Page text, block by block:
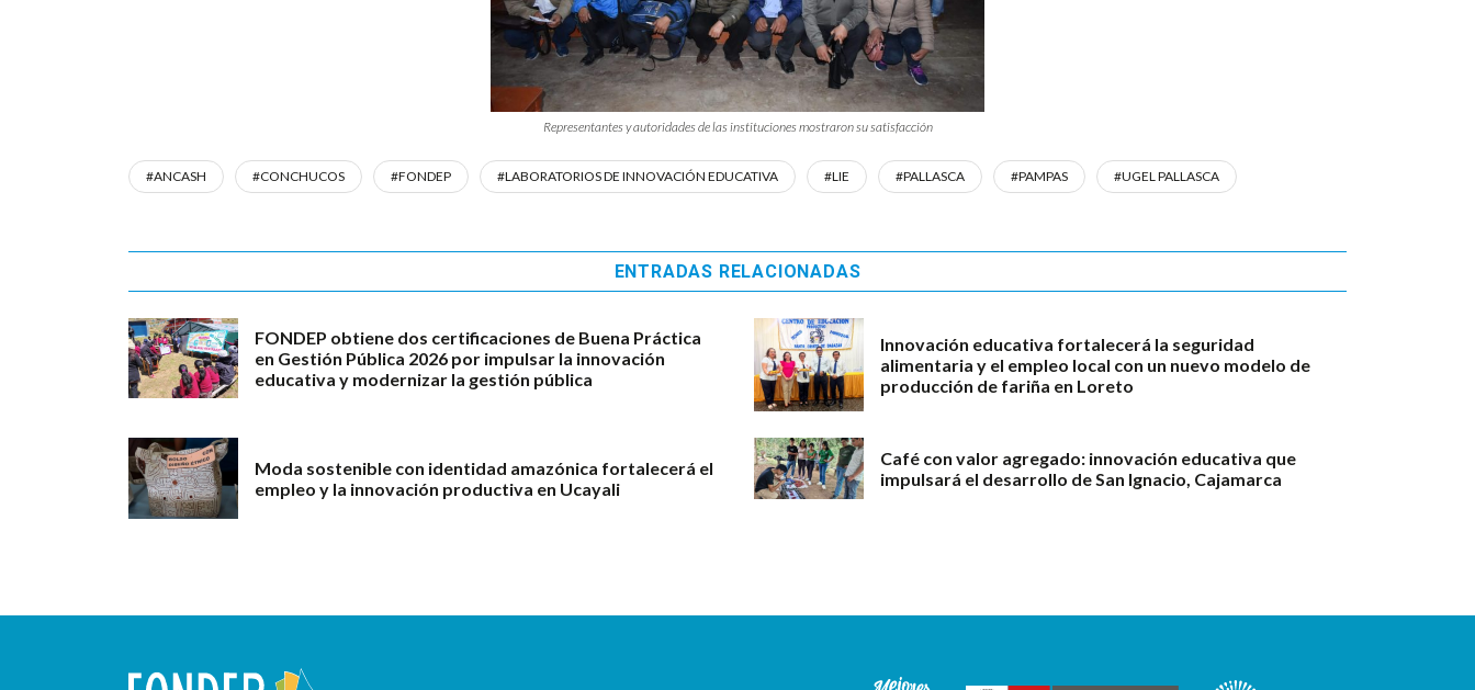
Representantes y autoridades de las instituciones mostraron su satisfacción
#ANCASH #CONCHUCOS #FONDEP #LABORATORIOS DE INNOVACIÓN EDUCATIVA #LIE #PALLASCA #PAMPAS #UGEL PALLASCA
ENTRADAS RELACIONADAS
FONDEP obtiene dos certificaciones de Buena Práctica
en Gestión Pública 2026 por impulsar la innovación
educativa y modernizar la gestión pública
Innovación educativa fortalecerá la seguridad
alimentaria y el empleo local con un nuevo modelo de
producción de fariña en Loreto
Moda sostenible con identidad amazónica fortalecerá el
empleo y la innovación productiva en Ucayali
Café con valor agregado: innovación educativa que
impulsará el desarrollo de San Ignacio, Cajamarca